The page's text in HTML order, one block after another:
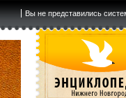
Вы не представились